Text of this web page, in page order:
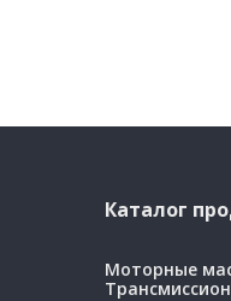
Каталог
Моторные